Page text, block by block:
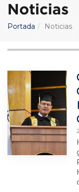
Noticias
Portada Noticias